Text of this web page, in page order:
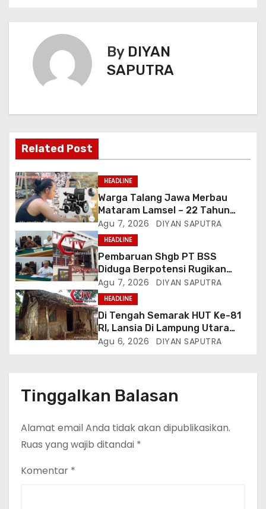
By DIYAN
SAPUTRA
Related Post
HEADLINE
Warga Talang Jawa Merbau
Mataram Lamsel – 22 Tahun
Lumpuh Vina Agustina Viral Di
Tiktok Inginkan Kursi Roda
Listrik, Kepala Perwakilan
Provinsi Lampung Media
Cakrawala Tv Meminta Pemda
Lamsel Bertindak
Agu 7, 2026 DIYAN SAPUTRA
HEADLINE
Pembaruan Shgb PT BSS
Diduga Berpotensi Rugikan
Negara, Kementrian ATR/BPN Di
Gugat Di PTUN Jakarta
Agu 7, 2026 DIYAN SAPUTRA
HEADLINE
Di Tengah Semarak HUT Ke-81
RI, Lansia Di Lampung Utara
Hidup Memprihatinkan
Agu 6, 2026 DIYAN SAPUTRA
Tinggalkan Balasan
Alamat email Anda tidak akan dipublikasikan.
Ruas yang wajib ditandai *
Komentar *